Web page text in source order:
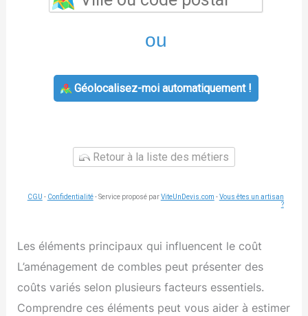
ou
Géolocalisez-moi automatiquement !
Retour à la liste des métiers
CGU - Confidentialité- Service proposé parViteUnDevis.com -Vous êtes un artisan
?
Les éléments principaux qui influencent le coût
L’aménagement de combles peut présenter des
coûts variés selon plusieurs facteurs essentiels.
Comprendre ces éléments peut vous aider à estimer